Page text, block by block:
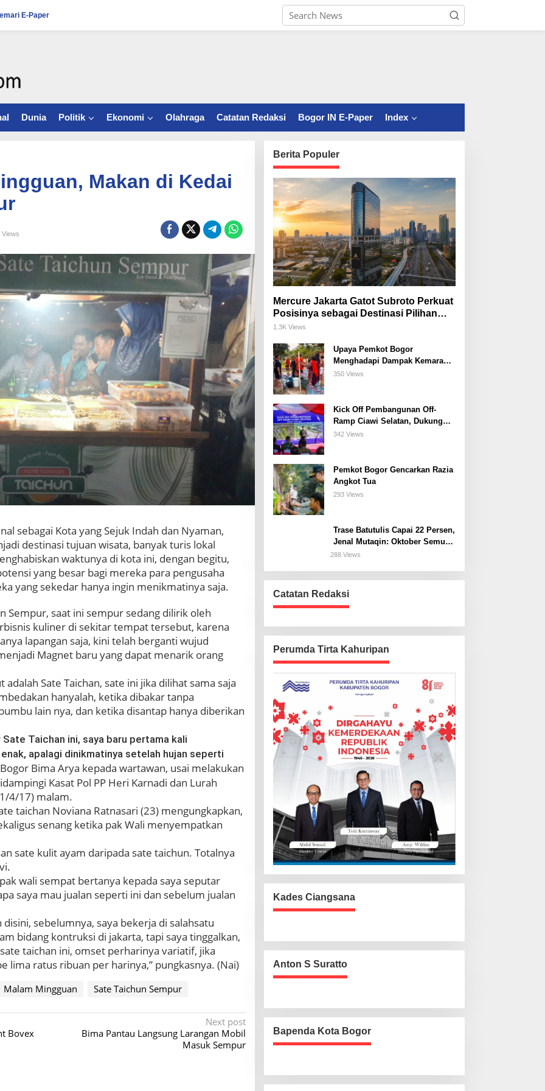
E-Paper
Dunia Politik Ekonomi Olahraga Catatan Redaksi Bogor IN E-Paper Index
Makan di Kedai
Views
sebagai Kota yang Sejuk Indah dan Nyaman,
destinasi tujuan wisata, banyak turis lokal
waktunya di kota ini, dengan begitu,
yang besar bagi mereka para pengusaha
yang sekedar hanya ingin menikmatinya saja.
Sempur, saat ini sempur sedang dilirik oleh
kuliner di sekitar tempat tersebut, karena
lapangan saja, kini telah berganti wujud
Magnet baru yang dapat menarik orang
Sate Taichan, sate ini jika dilihat sama saja
hanyalah, ketika dibakar tanpa
lain nya, dan ketika disantap hanya diberikan
Taichan ini, saya baru pertama kali
apalagi dinikmatinya setelah hujan seperti
Bima Arya kepada wartawan, usai melakukan
Kasat Pol PP Heri Karnadi dan Lurah
4/17) malam.
taichan Noviana Ratnasari (23) mengungkapkan,
senang ketika pak Wali menyempatkan
sate kulit ayam daripada sate taichun. Totalnya
wali sempat bertanya kepada saya seputar
saya mau jualan seperti ini dan sebelum jualan
sebelumnya, saya bekerja di salahsatu
bidang kontruksi di jakarta, tapi saya tinggalkan,
taichan ini, omset perharinya variatif, jika
lima ratus ribuan per harinya,” pungkasnya. (Nai)
Malam Mingguan Sate Taichun Sempur
Bovex
Next post
Bima Pantau Langsung Larangan Mobil
Masuk Sempur
Berita Populer
Mercure Jakarta Gatot Subroto Perkuat
Posisinya sebagai Destinasi Pilihan
untuk Bisnis, Staycation, Meeting, dan
1.3K Views
Upaya Pemkot Bogor
Menghadapi Dampak Kemarau
Panjang
350 Views
Kick Off Pembangunan Off-
Ramp Ciawi Selatan, Dukung
Konektivitas Antarwilayah di
342 Views
Pemkot Bogor Gencarkan Razia
Angkot Tua
293 Views
Trase Batutulis Capai 22 Persen,
Jenal Mutaqin: Oktober Semua
Harus Beres
288 Views
Catatan Redaksi
Perumda Tirta Kahuripan
Kades Ciangsana
Anton S Suratto
Bapenda Kota Bogor